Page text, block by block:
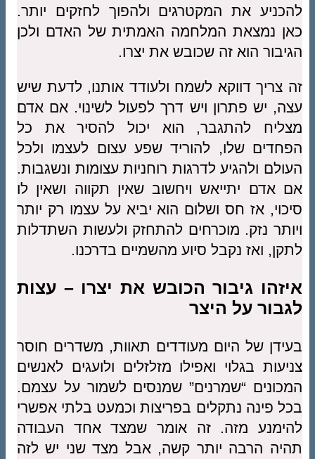
להכניע את המקטרגים ולהפוך לחזקים יותר.
כאן נמצאת המלחמה האמתית של האדם ולכן
הגיבור הוא זה שכובש את יצרו.
זה צריך דווקא לשמח ולעודד אותנו, לדעת שיש
עצה, יש פתרון ויש דרך לפעול לשינוי. אם אדם
מצליח להתגבר, הוא יכול להסיר את כל
הפחדים שלו, להוריד שפע עצום לעצמו ולכל
העולם ולהגיע לדרגות רוחניות עצומות ונשגבות.
אם אדם יתייאש ויחשוב שאין תקווה ושאין לו
סיכוי, אז חס ושלום הוא יביא על עצמו רק יותר
ויותר נזק. מוכרחים להתחזק ולעשות השתדלות
לתקן, ואז נקבל סיוע מהשמיים בדרכנו.
איזהו גיבור הכובש את יצרו – עצות
לגבור על היצר
בעידן של היום מעודדים תאוות, משדרים חוסר
צניעות בגלוי ואפילו מזלזלים ולועגים לאנשים
המכונים “שמרנים” שמנסים לשמור על עצמם.
בכל פינה נתקלים בפריצות וכמעט בלתי אפשרי
להימנע מזה. זה אומר שמצד אחד העבודה
תהיה הרבה יותר קשה, אבל מצד שני יש לזה